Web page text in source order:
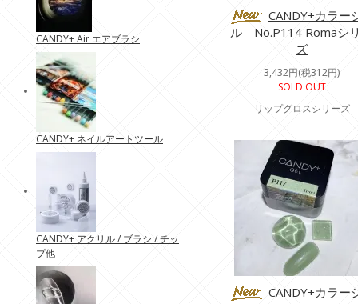
CANDY+カラー
ル No.P114 Romaシ
ズ
3,432円(税312円)
SOLD OUT
リップグロスシリーズ
CANDY+カラー
CANDY+ Air エアブラシ
CANDY+ ネイルアートツール
CANDY+ アクリル / ブラシ / チッ
プ他